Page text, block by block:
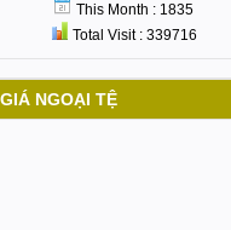
This Month : 1835
Total Visit : 339716
NGOẠI TỆ